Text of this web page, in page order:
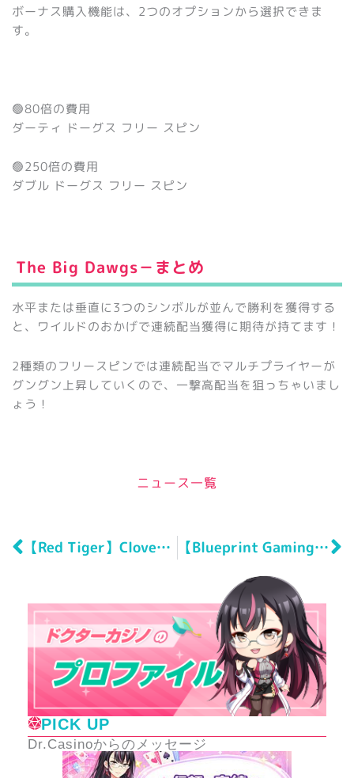
ボーナス購入機能は、2つのオプションから選択できま
す。
🟢80倍の費用
ダーティ ドーグス フリー スピン
🟢250倍の費用
ダブル ドーグス フリー スピン
The Big Dawgs－ まとめ
水平または垂直に3つのシンボルが並んで勝利を獲得する
と、ワイルドのおかげで連続配当獲得に期待が持てます！
2種類のフリースピンでは連続配当でマルチプライヤーが
グングン上昇していくので、一撃高配当を狙っちゃいまし
ょう！
ニュース一覧
Prev 【Red Tiger】Clover Craze（クローバー・クレイズ） 【Blueprint Gaming】Bison Rising Reloaded Megaways（バイソン・ライジング・リローデッド・メガウエイズ）
PICK UP
Dr.Casinoからのメッセージ